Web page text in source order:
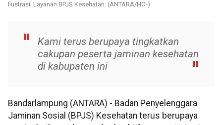
Ilustrasi: Layanan BPJS Kesehatan. (ANTARA/HO-)
Kami terus berupaya tingkatkan
cakupan peserta jaminan kesehatan
di kabupaten ini
Bandarlampung (ANTARA) - Badan Penyelenggara
Jaminan Sosial (BPJS) Kesehatan terus berupaya